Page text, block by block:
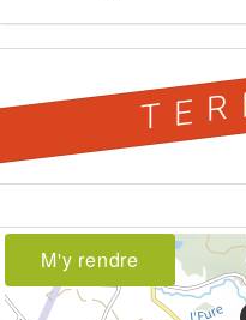
M'y rendre